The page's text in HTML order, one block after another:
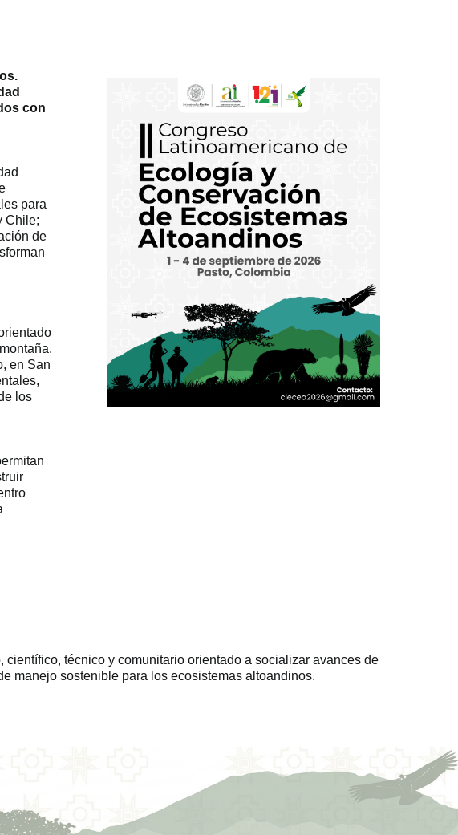
con
para
Chile;
de
en San
los
técnico y comunitario orientado a socializar avances de
manejo sostenible para los ecosistemas altoandinos.